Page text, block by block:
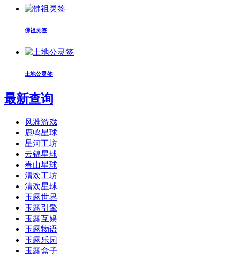
佛祖灵签
土地公灵签
最新查询
风雅游戏
鹿鸣星球
星河工坊
云锦星球
春山星球
清欢工坊
清欢星球
玉露世界
玉露引擎
玉露互娱
玉露物语
玉露乐园
玉露盒子